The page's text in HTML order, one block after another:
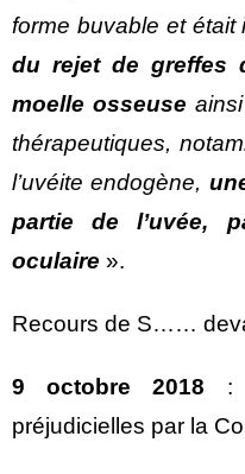
forme buvable et
du rejet de greffes
moelle osseuse
thérapeutiques,
l’uvéite endogène,
partie de l’uvée,
oculaire ».
Recours de S……
9 octobre 2018 :
préjudicielles par la